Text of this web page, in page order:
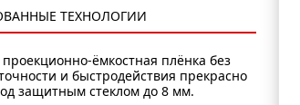
ТЕХНОЛОГИИ
ёмкостная плёнка без
и быстродействия прекрасно
защитным стеклом до 8 мм.